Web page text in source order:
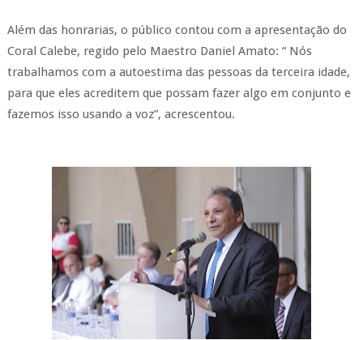
Além das honrarias, o público contou com a apresentação do
Coral Calebe, regido pelo Maestro Daniel Amato: “ Nós
trabalhamos com a autoestima das pessoas da terceira idade,
para que eles acreditem que possam fazer algo em conjunto e
fazemos isso usando a voz”, acrescentou.